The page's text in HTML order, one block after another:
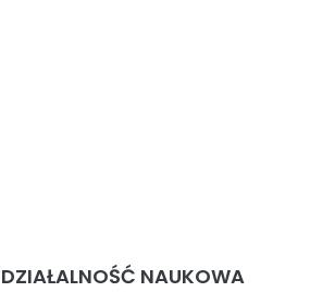
DZIAŁALNOŚĆ NAUKOWA